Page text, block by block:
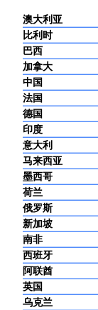
澳大利亚
比利时
巴西
加拿大
中国
法国
德国
印度
意大利
马来西亚
墨西哥
荷兰
俄罗斯
新加坡
南非
西班牙
阿联酋
英国
乌克兰